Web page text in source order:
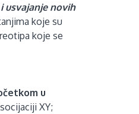
usvajanje novih
koje su
koje se
u
XY;